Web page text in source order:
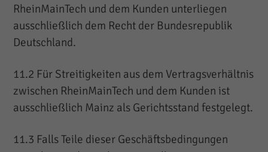
RheinMainTech und dem Kunden unterliegen
ausschließlich dem Recht der Bundesrepublik
Deutschland.
11.2 Für Streitigkeiten aus dem Vertragsverhältnis
zwischen RheinMainTech und dem Kunden ist
ausschließlich Mainz als Gerichtsstand festgelegt.
11.3 Falls Teile dieser Geschäftsbedingungen